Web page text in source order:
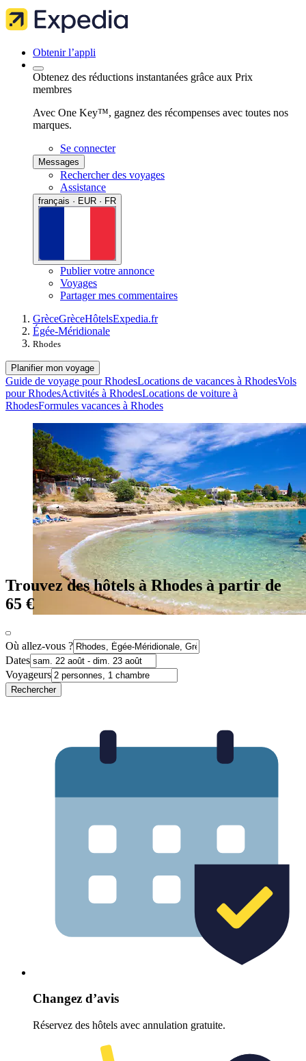
Obtenir l’appli
Obtenez des réductions instantanées grâce aux Prix
membres
Avec One Key™, gagnez des récompenses avec toutes nos
marques.
Se connecter
Messages
Rechercher des voyages
Assistance
français · EUR · FR
Publier votre annonce
Voyages
Partager mes commentaires
GrèceGrèceHôtelsExpedia.fr
Égée-Méridionale
Rhodes
Planifier mon voyage
Guide de voyage pour RhodesLocations de vacances à RhodesVols
pour RhodesActivités à RhodesLocations de voiture à
RhodesFormules vacances à Rhodes
Trouvez des hôtels à Rhodes à partir de
65 €
Où allez-vous ?
Dates
Voyageurs
Rechercher
Changez d’avis
Réservez des hôtels avec annulation gratuite.